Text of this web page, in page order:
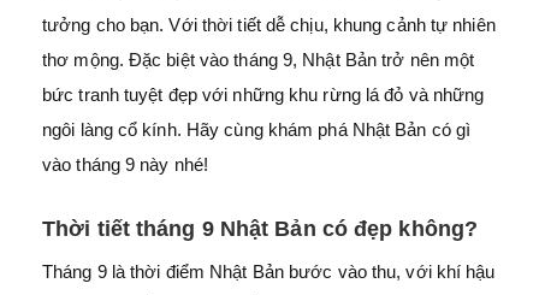
tưởng cho bạn. Với thời tiết dễ chịu, khung cảnh tự nhiên
thơ mộng. Đặc biệt vào tháng 9, Nhật Bản trở nên một
bức tranh tuyệt đẹp với những khu rừng lá đỏ và những
ngôi làng cổ kính. Hãy cùng khám phá Nhật Bản có gì
vào tháng 9 này nhé!
Thời tiết tháng 9Nhật Bản có đẹp không?
Tháng 9 là thời điểm Nhật Bản bước vào thu, với khí hậu